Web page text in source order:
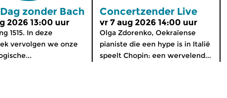
zonder Bach
2026 13:00 uur
1515. In deze
vervolgen we onze
Concertzender Live
vr 7 aug 2026 14:00 uur
Olga Zdorenko, Oekraïense
pianiste die een hype is in Italië
speelt Chopin: een wervelend...